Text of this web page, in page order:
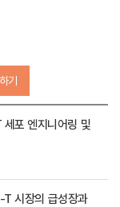
기
포 엔지니어링 및
시장의 급성장과